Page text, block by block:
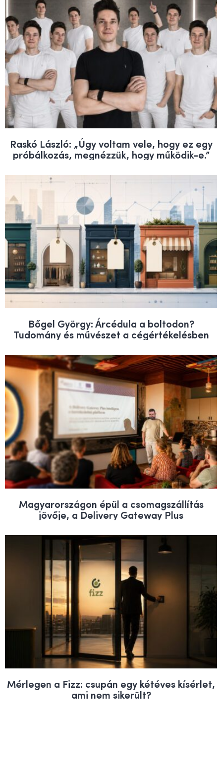
Raskó László: „Úgy voltam vele, hogy ez egy
próbálkozás, megnézzük, hogy működik-e.”
Bőgel György: Árcédula a boltodon?
Tudomány és művészet a cégértékelésben
Magyarországon épül a csomagszállítás
jövője, a Delivery Gateway Plus
Mérlegen a Fizz: csupán egy kétéves kísérlet,
ami nem sikerült?